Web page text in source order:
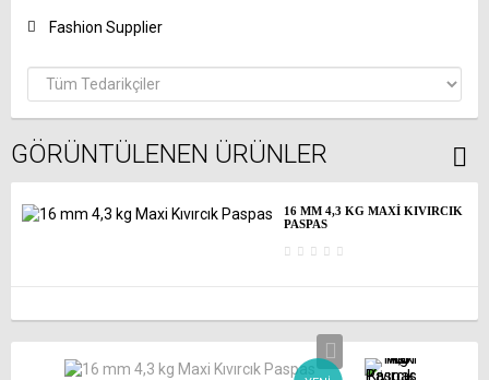
Fashion Supplier
GÖRÜNTÜLENEN ÜRÜNLER
16 MM 4,3 KG MAXI KIVIRCIK
PASPAS